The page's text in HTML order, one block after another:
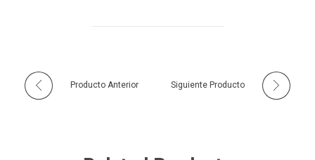
Producto Anterior Siguiente Producto